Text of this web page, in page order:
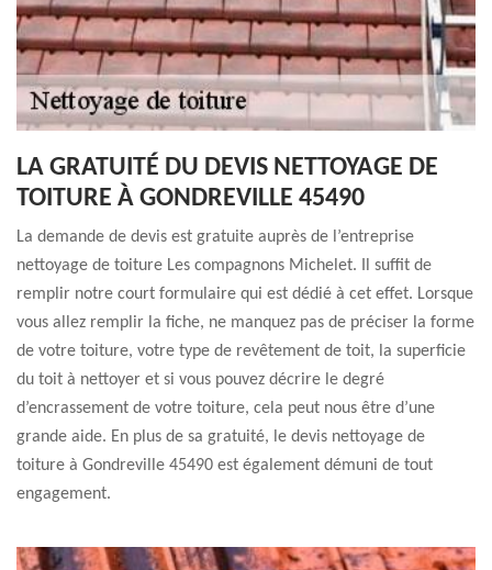
LA GRATUITÉ DU DEVIS NETTOYAGE DE
TOITURE À GONDREVILLE 45490
La demande de devis est gratuite auprès de l’entreprise
nettoyage de toiture Les compagnons Michelet. Il suffit de
remplir notre court formulaire qui est dédié à cet effet. Lorsque
vous allez remplir la fiche, ne manquez pas de préciser la forme
de votre toiture, votre type de revêtement de toit, la superficie
du toit à nettoyer et si vous pouvez décrire le degré
d’encrassement de votre toiture, cela peut nous être d’une
grande aide. En plus de sa gratuité, le devis nettoyage de
toiture à Gondreville 45490 est également démuni de tout
engagement.